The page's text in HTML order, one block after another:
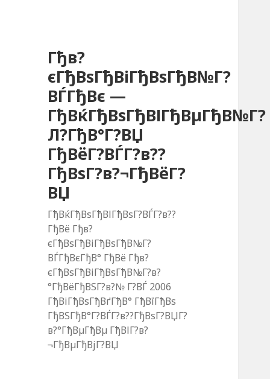
Гђв?
єГђВѕГђВіГђВѕГђВ№Г?
ВЃГђВє —
ГђВќГђВѕГђВІГђВµГђВ№Г?
Л?ГђВ°Г?ВЏ
ГђВёГ?ВЃГ?в??
ГђВѕГ?в?¬ГђВёГ?
ВЏ
ГђВќГђВѕГђВІГђВѕГ?ВЃГ?в??
ГђВё Гђв?
єГђВѕГђВіГђВѕГђВ№Г?
ВЃГђВєГђВ° ГђВё Гђв?
єГђВѕГђВіГђВѕГђВ№Г?в?
°ГђВёГђВЅГ?в?№ Г?ВЃ 2006
ГђВіГђВѕГђВґГђВ° ГђВїГђВѕ
ГђВЅГђВ°Г?ВЃГ?в??ГђВѕГ?ВЏГ?
в?°ГђВµГђВµ ГђВІГ?в?
¬ГђВµГђВјГ?ВЏ